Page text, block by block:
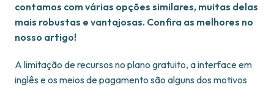
contamos com várias opções similares, muitas delas
mais robustas e vantajosas. Confira as melhores no
nosso artigo!
A limitação de recursos no plano gratuito, a interface em
inglês e os meios de pagamento são alguns dos motivos